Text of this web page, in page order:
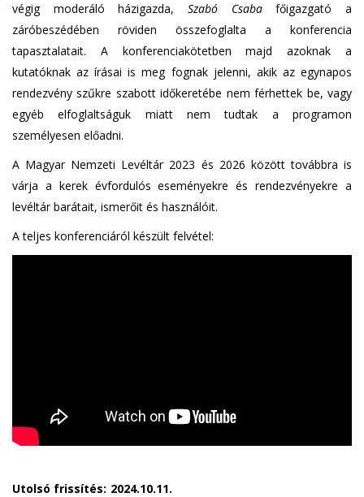
végig moderáló házigazda, Szabó Csabafőigazgató a
záróbeszédében röviden összefoglalta a konferencia
tapasztalatait. A konferenciakötetben majd azoknak a
kutatóknak az írásai is meg fognak jelenni, akik az egynapos
rendezvény szűkre szabott időkeretébe nem férhettek be, vagy
egyéb elfoglaltságuk miatt nem tudtak a programon
személyesen előadni.
A Magyar Nemzeti Levéltár 2023 és 2026 között továbbra is
várja a kerek évfordulós eseményekre és rendezvényekre a
levéltár barátait, ismerőit és használóit.
A teljes konferenciáról készült felvétel:
Utolsó frissítés: 2024.10.11.